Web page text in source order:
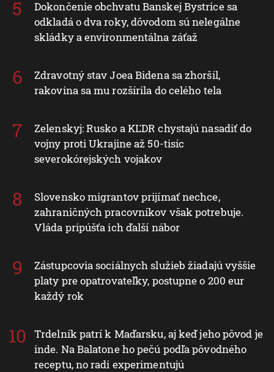
Dokončenie obchvatu Banskej Bystrice sa
odkladá o dva roky, dôvodom sú nelegálne
skládky a environmentálna záťaž
Zdravotný stav Joea Bidena sa zhoršil,
rakovina sa mu rozšírila do celého tela
Zelenskyj: Rusko a KĽDR chystajú nasadiť do
vojny proti Ukrajine až 50-tisíc
severokórejských vojakov
Slovensko migrantov prijímať nechce,
zahraničných pracovníkov však potrebuje.
Vláda pripúšťa ich ďalší nábor
Zástupcovia sociálnych služieb žiadajú vyššie
platy pre opatrovateľky, postupne o 200 eur
každý rok
Trdelník patrí k Maďarsku, aj keď jeho pôvod je
inde. Na Balatone ho pečú podľa pôvodného
receptu, no radi experimentujú